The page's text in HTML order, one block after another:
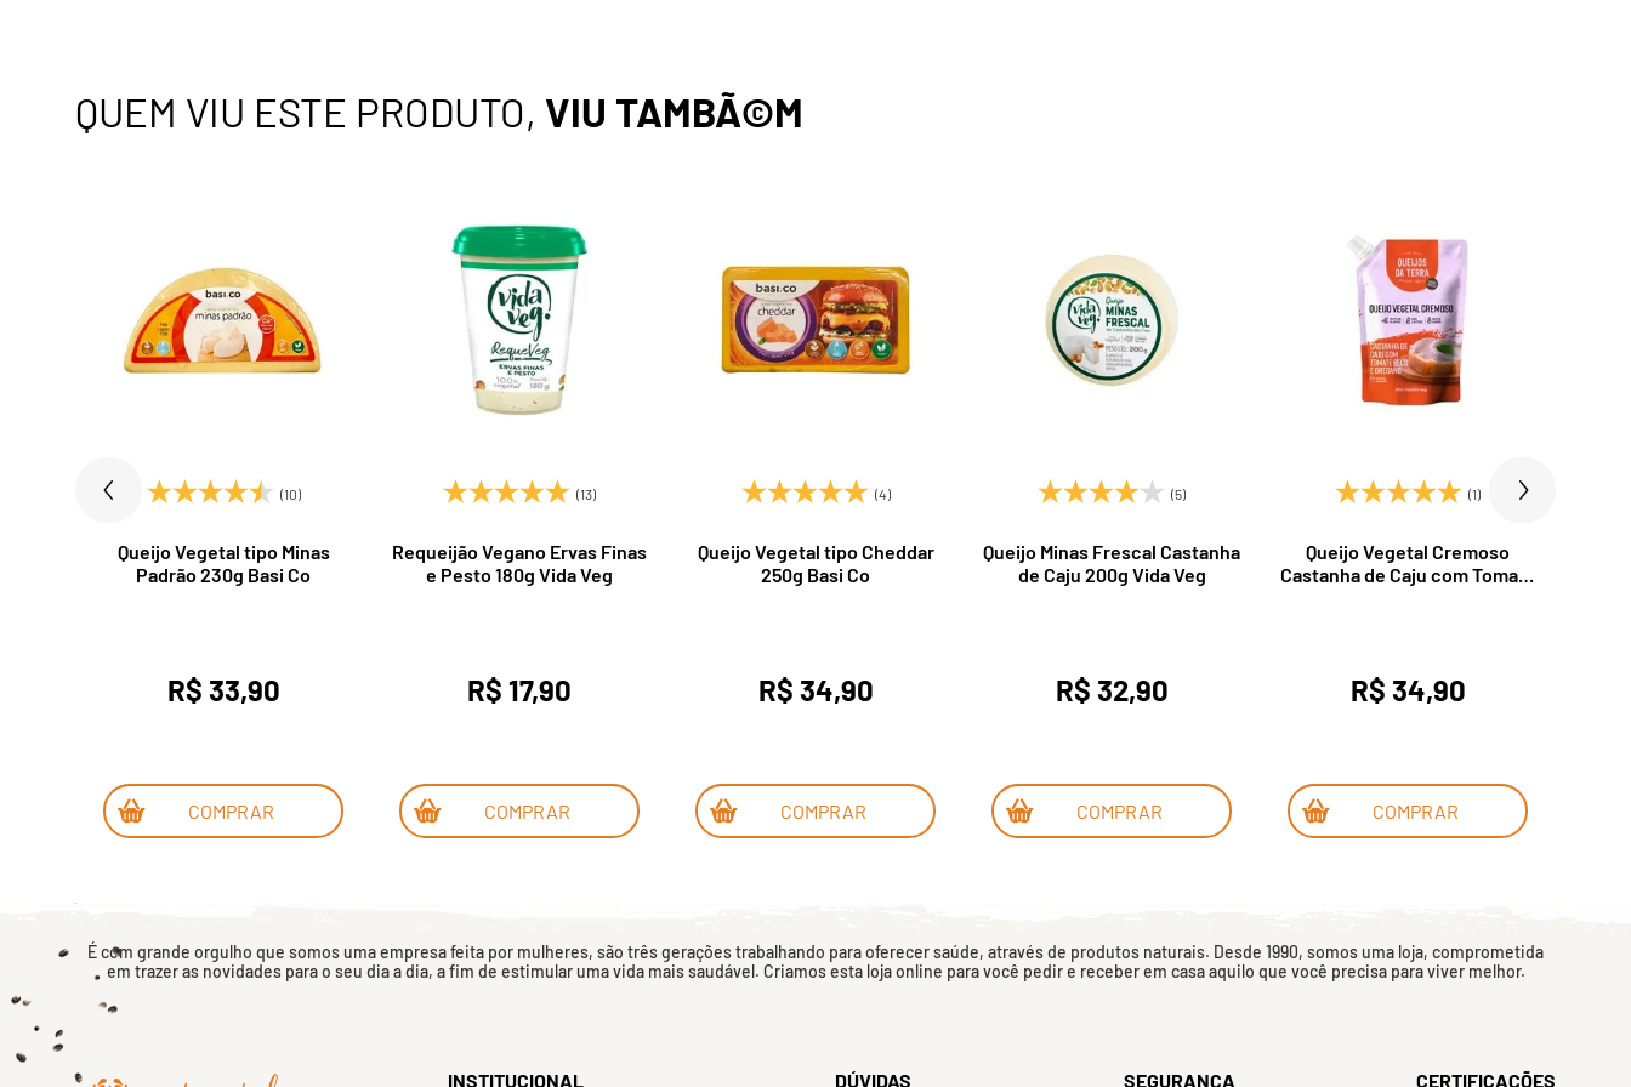
QUEM VIU ESTE PRODUTO, VIU TAMBÃ©M
(10)
Queijo Vegetal tipo Minas
Padrão 230g Basi Co
R$ 33,90
COMPRAR
(13)
Requeijão Vegano Ervas Finas
e Pesto 180g Vida Veg
R$ 17,90
COMPRAR
(4)
Queijo Vegetal tipo Cheddar
250g Basi Co
R$ 34,90
COMPRAR
(5)
Queijo Minas Frescal Castanha
de Caju 200g Vida Veg
R$ 32,90
COMPRAR
(1)
Queijo Vegetal Cremoso
Castanha de Caju com Tomate
R$ 34,90
COMPRAR
É com grande orgulho que somos uma empresa feita por mulheres, são três gerações trabalhando para oferecer saúde, através de produtos naturais. Desde 1990, somos uma loja, comprometida
em trazer as novidades para o seu dia a dia, a fim de estimular uma vida mais saudável. Criamos esta loja online para você pedir e receber em casa aquilo que você precisa para viver melhor.
INSTITUCIONAL DÚVIDAS SEGURANÇA CERTIFICAÇÕES